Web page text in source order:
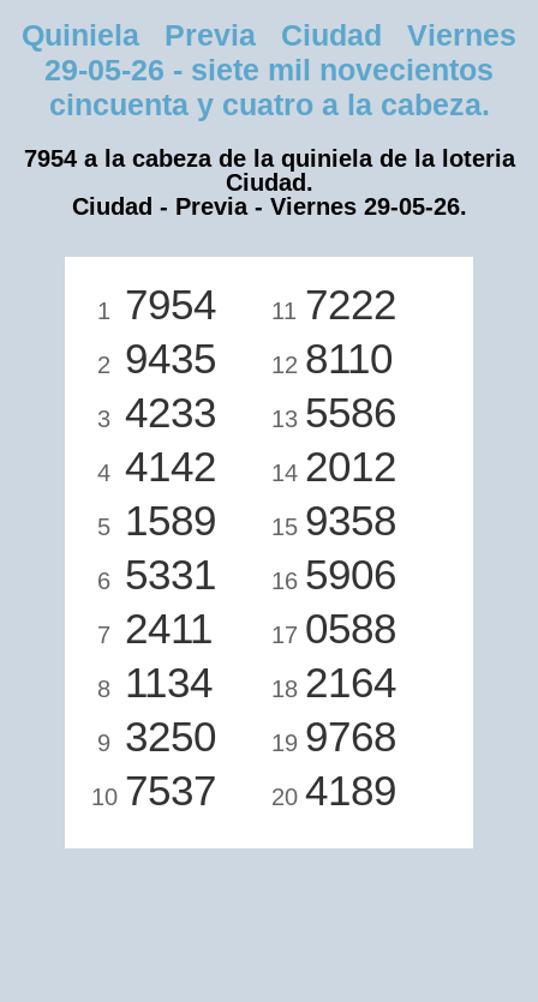
Quiniela Previa Ciudad Viernes
29-05-26 - siete mil novecientos
cincuenta y cuatro a la cabeza.
7954 a la cabeza de la quiniela de la loteria
Ciudad.
Ciudad - Previa - Viernes 29-05-26.
1 7954
2 9435
3 4233
4 4142
5 1589
6 5331
7 2411
8 1134
9 3250
10 7537
11 7222
12 8110
13 5586
14 2012
15 9358
16 5906
17 0588
18 2164
19 9768
20 4189